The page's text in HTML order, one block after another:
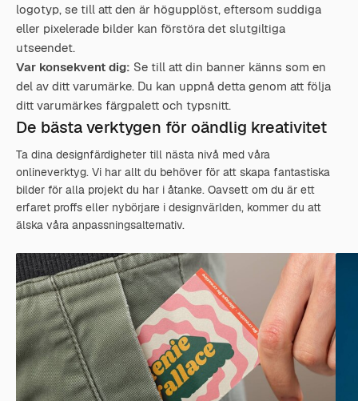
logotyp, se till att den är högupplöst, eftersom suddiga
eller pixelerade bilder kan förstöra det slutgiltiga
utseendet.
Var konsekvent dig: Se till att din banner känns som en
del av ditt varumärke. Du kan uppnå detta genom att följa
ditt varumärkes färgpalett och typsnitt.
De bästa verktygen för oändlig kreativitet
Ta dina designfärdigheter till nästa nivå med våra
onlineverktyg. Vi har allt du behöver för att skapa fantastiska
bilder för alla projekt du har i åtanke. Oavsett om du är ett
erfaret proffs eller nybörjare i designvärlden, kommer du att
älska våra anpassningsalternativ.